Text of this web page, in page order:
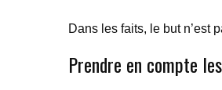
Dans les faits, le but n’est
Prendre en compte